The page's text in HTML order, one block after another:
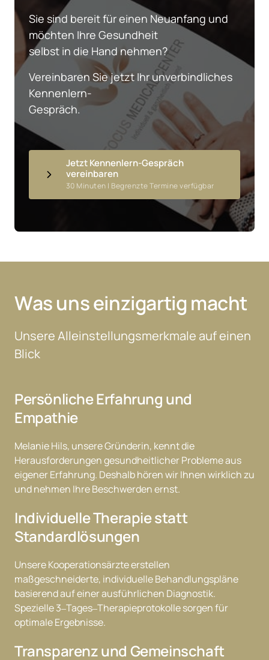
Sie sind bereit für einen Neuanfang und
möchten Ihre Gesundheit
selbst in die Hand nehmen?
Vereinbaren Sie jetzt Ihr unverbindliches
Kennenlern-
Gespräch.
Jetzt Kennenlern-Gespräch
vereinbaren
30 Minuten | Begrenzte Termine verfügbar
Was uns einzigartig macht
Unsere Alleinstellungsmerkmale auf einen
Blick
Persönliche Erfahrung und
Empathie
Melanie Hils, unsere Gründerin, kennt
Herausforderungen gesundheitlicher Probleme
eigener Erfahrung. Deshalb hören wir Ihnen wirklich
und nehmen Ihre Beschwerden ernst.
Individuelle Therapie statt
Standardlösungen
Unsere Kooperationsärzte
maßgeschneiderte, individuelle
basierend auf einer ausführlichen
Spezielle 3‒Tages‒Therapieprotokolle sorgen
optimale Ergebnisse.
Transparenz und Gemeinschaft